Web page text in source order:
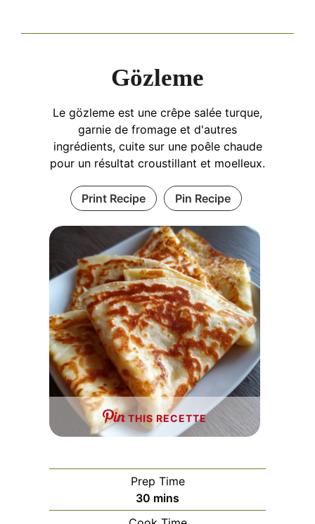
THIS RECETTE
Gözleme
Le gözleme est une crêpe salée turque,
garnie de fromage et d'autres
ingrédients, cuite sur une poêle chaude
pour un résultat croustillant et moelleux.
Print Recipe Pin Recipe
Prep Time
30 minutes
mins